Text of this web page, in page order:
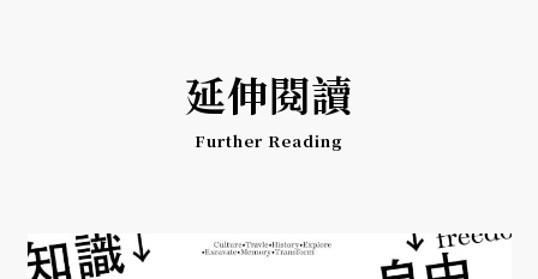
延伸閱讀
Further Reading